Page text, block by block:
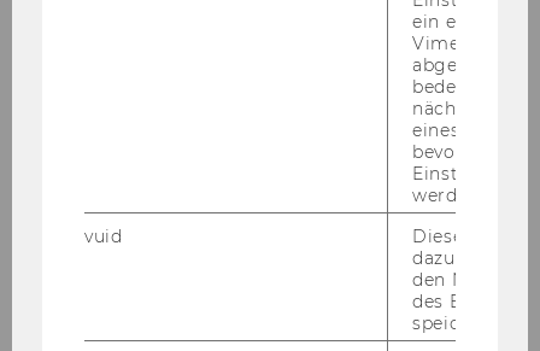
ein
Vimeo-Video
abgespielt
bedeutet,
nächsten
eines Vimeo-
bevorzugten
werden.
vuid
Dieser
dazu
den
des
speichern.